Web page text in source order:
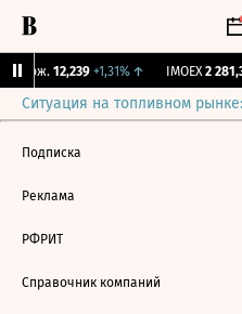
Бирж. 12,239 +1,31%↑ IMOEX 2
Ситуация на топливном
Подписка
Реклама
РФРИТ
Справочник компаний